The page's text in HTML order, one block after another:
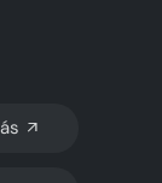
TMAVÝ REŽIM